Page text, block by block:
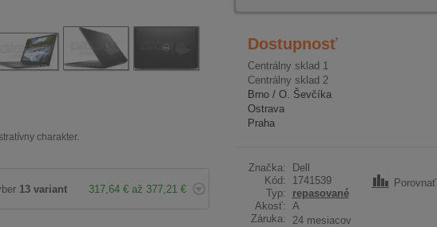
Dostupnosť
Centrálny sklad 1
Centrálny sklad 2
Brno / O. Ševčíka
Ostrava
Praha
Značka:
Dell
Kód:
1741539
Typ:
repasované
Akosť: A
Záruka:
24 mesiacov
Porovnať
charakter.
13 variant 317,64 € až 377,21 €